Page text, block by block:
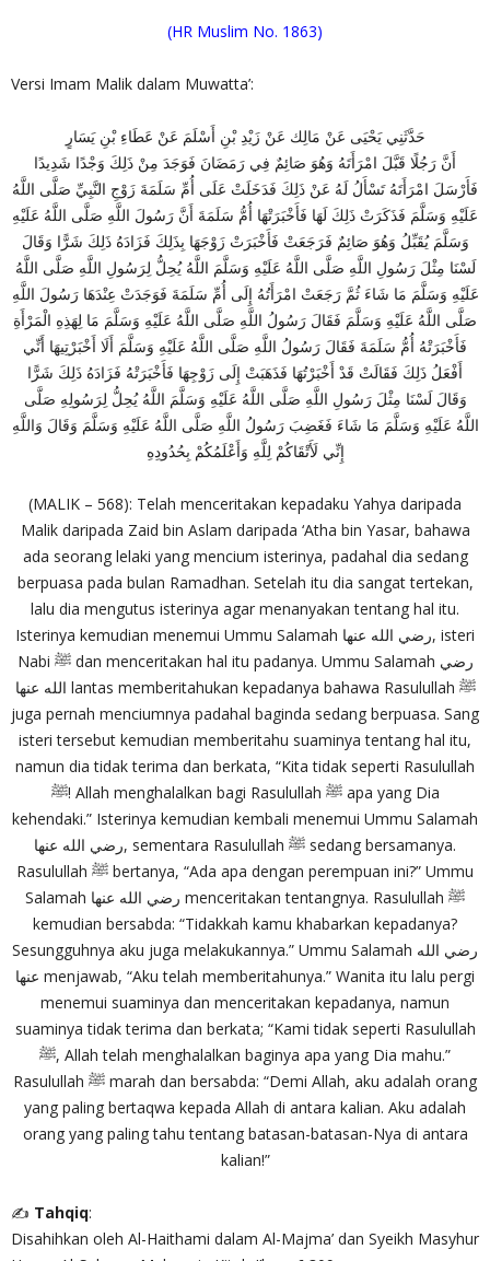
(HR Muslim No. 1863)
Versi Imam Malik dalam Muwatta’:
حَدَّثَنِي يَحْيَى عَنْ مَالِك عَنْ زَيْدِ بْنِ أَسْلَمَ عَنْ عَطَاءِ بْنِ يَسَارٍ
أَنَّ رَجُلًا قَبَّلَ امْرَأَتَهُ وَهُوَ صَائِمٌ فِي رَمَضَانَ فَوَجَدَ مِنْ ذَلِكَ وَجْدًا شَدِيدًا
فَأَرْسَلَ امْرَأَتَهُ تَسْأَلُ لَهُ عَنْ ذَلِكَ فَدَخَلَتْ عَلَى أُمِّ سَلَمَةَ زَوْجِ النَّبِيِّ صَلَّى اللَّهُ
عَلَيْهِ وَسَلَّمَ فَذَكَرَتْ ذَلِكَ لَهَا فَأَخْبَرَتْهَا أُمُّ سَلَمَةَ أَنَّ رَسُولَ اللَّهِ صَلَّى اللَّهُ عَلَيْهِ
وَسَلَّمَ يُقَبِّلُ وَهُوَ صَائِمٌ فَرَجَعَتْ فَأَخْبَرَتْ زَوْجَهَا بِذَلِكَ فَزَادَهُ ذَلِكَ شَرًّا وَقَالَ
لَسْنَا مِثْلَ رَسُولِ اللَّهِ صَلَّى اللَّهُ عَلَيْهِ وَسَلَّمَ اللَّهُ يُحِلُّ لِرَسُولِ اللَّهِ صَلَّى اللَّهُ
عَلَيْهِ وَسَلَّمَ مَا شَاءَ ثُمَّ رَجَعَتْ امْرَأَتُهُ إِلَى أُمِّ سَلَمَةَ فَوَجَدَتْ عِنْدَهَا رَسُولَ اللَّهِ
صَلَّى اللَّهُ عَلَيْهِ وَسَلَّمَ فَقَالَ رَسُولُ اللَّهِ صَلَّى اللَّهُ عَلَيْهِ وَسَلَّمَ مَا لِهَذِهِ الْمَرْأَةِ
فَأَخْبَرَتْهُ أُمُّ سَلَمَةَ فَقَالَ رَسُولُ اللَّهِ صَلَّى اللَّهُ عَلَيْهِ وَسَلَّمَ أَلَا أَخْبَرْتِيهَا أَنِّي
أَفْعَلُ ذَلِكَ فَقَالَتْ قَدْ أَخْبَرْتُهَا فَذَهَبَتْ إِلَى زَوْجِهَا فَأَخْبَرَتْهُ فَزَادَهُ ذَلِكَ شَرًّا
وَقَالَ لَسْنَا مِثْلَ رَسُولِ اللَّهِ صَلَّى اللَّهُ عَلَيْهِ وَسَلَّمَ اللَّهُ يُحِلُّ لِرَسُولِهِ صَلَّى
اللَّهُ عَلَيْهِ وَسَلَّمَ مَا شَاءَ فَغَضِبَ رَسُولُ اللَّهِ صَلَّى اللَّهُ عَلَيْهِ وَسَلَّمَ وَقَالَ وَاللَّهِ
إِنِّي لَأَتْقَاكُمْ لِلَّهِ وَأَعْلَمُكُمْ بِحُدُودِهِ
(MALIK – 568): Telah menceritakan kepadaku Yahya daripada
Malik daripada Zaid bin Aslam daripada ‘Atha bin Yasar, bahawa
ada seorang lelaki yang mencium isterinya, padahal dia sedang
berpuasa pada bulan Ramadhan. Setelah itu dia sangat tertekan,
lalu dia mengutus isterinya agar menanyakan tentang hal itu.
Isterinya kemudian menemui Ummu Salamah رضي الله عنها, isteri
Nabi ﷺ dan menceritakan hal itu padanya. Ummu Salamah رضي
الله عنها lantas memberitahukan kepadanya bahawa Rasulullah ﷺ
juga pernah menciumnya padahal baginda sedang berpuasa. Sang
isteri tersebut kemudian memberitahu suaminya tentang hal itu,
namun dia tidak terima dan berkata, “Kita tidak seperti Rasulullah
ﷺ! Allah menghalalkan bagi Rasulullah ﷺ apa yang Dia
kehendaki.” Isterinya kemudian kembali menemui Ummu Salamah
رضي الله عنها, sementara Rasulullah ﷺ sedang bersamanya.
Rasulullah ﷺ bertanya, “Ada apa dengan perempuan ini?” Ummu
Salamah رضي الله عنها menceritakan tentangnya. Rasulullah ﷺ
kemudian bersabda: “Tidakkah kamu khabarkan kepadanya?
Sesungguhnya aku juga melakukannya.” Ummu Salamah رضي الله
عنها menjawab, “Aku telah memberitahunya.” Wanita itu lalu pergi
menemui suaminya dan menceritakan kepadanya, namun
suaminya tidak terima dan berkata; “Kami tidak seperti Rasulullah
ﷺ, Allah telah menghalalkan baginya apa yang Dia mahu.”
Rasulullah ﷺ marah dan bersabda: “Demi Allah, aku adalah orang
yang paling bertaqwa kepada Allah di antara kalian. Aku adalah
orang yang paling tahu tentang batasan-batasan-Nya di antara
kalian!”
✍ Tahqiq:
Disahihkan oleh Al-Haithami dalam Al-Majma’ dan Syeikh Masyhur